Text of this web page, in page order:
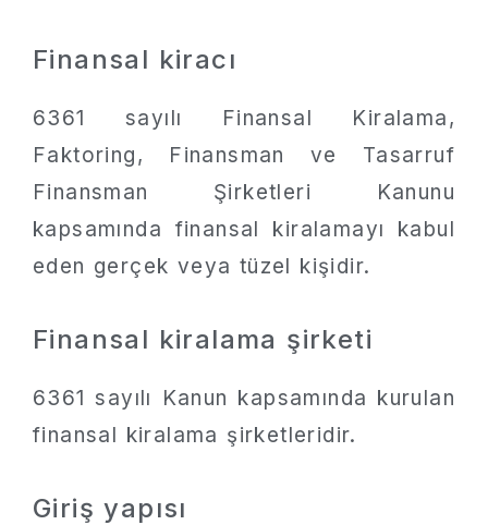
Finansal kiracı
6361 sayılı Finansal Kiralama,
Faktoring, Finansman ve Tasarruf
Finansman Şirketleri Kanunu
kapsamında finansal kiralamayı kabul
eden gerçek veya tüzel kişidir.
Finansal kiralama şirketi
6361 sayılı Kanun kapsamında kurulan
finansal kiralama şirketleridir.
Giriş yapısı